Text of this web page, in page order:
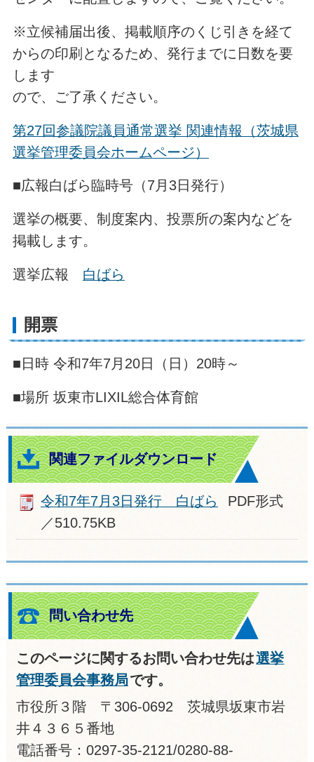
※立候補届出後、掲載順序のくじ引きを経て
からの印刷となるため、発行までに日数を要
します
ので、ご了承ください。
第27回参議院議員通常選挙 関連情報（茨城県
選挙管理委員会ホームページ）
■広報白ばら臨時号（7月3日発行）
選挙の概要、制度案内、投票所の案内などを
掲載します。
選挙広報 白ばら
開票
■日時 令和7年7月20日（日）20時～
■場所 坂東市LIXIL総合体育館
関連ファイルダウンロード
令和7年7月3日発行 白ばら
PDF形式
／510.75KB
問い合わせ先
このページに関するお問い合わせ先は選挙
管理委員会事務局です。
市役所３階 〒306-0692 茨城県坂東市岩
井４３６５番地
電話番号：0297-35-2121/0280-88-